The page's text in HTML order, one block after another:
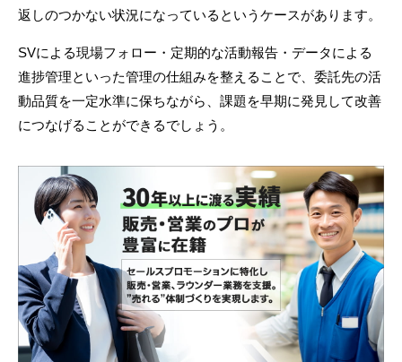
返しのつかない状況になっているというケースがあります。
SVによる現場フォロー・定期的な活動報告・データによる
進捗管理といった管理の仕組みを整えることで、委託先の活
動品質を一定水準に保ちながら、課題を早期に発見して改善
につなげることができるでしょう。